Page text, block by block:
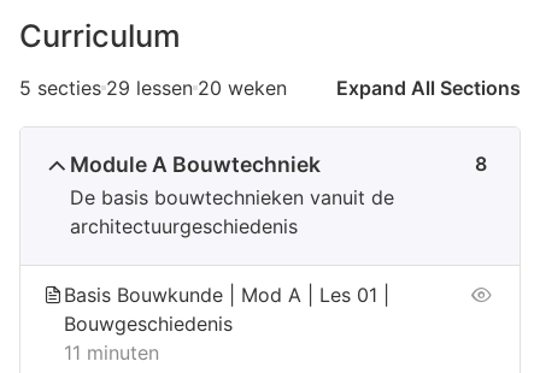
Curriculum
5 secties 29 lessen 20 weken Expand All Sections
Module A Bouwtechniek
De basis bouwtechnieken vanuit de
architectuurgeschiedenis
8
Basis Bouwkunde | Mod A | Les 01 |
Bouwgeschiedenis
11 minuten